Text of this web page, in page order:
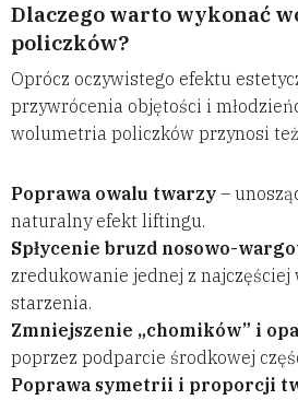
Dlaczego warto wykonać
policzków?
Oprócz oczywistego efektu
przywrócenia objętości i
wolumetria policzków przynosi
Poprawa owalu twarzy –
naturalny efekt liftingu.
Spłycenie bruzd nosowo-
zredukowanie jednej z najczęściej
starzenia.
Zmniejszenie „chomików” i
poprzez podparcie środkowej
Poprawa symetrii i proporcji